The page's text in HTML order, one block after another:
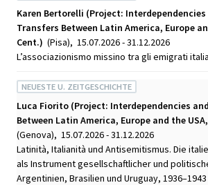
Karen Bertorelli (Project:
Transfers Between Latin America, Europe
Cent.) (Pisa), 15.07.2026 - 31.12.2026
L’associazionismo missino tra gli emigrati
NEUESTE U. ZEITGESCHICHTE
Luca Fiorito (Project: Interdependencies
Between Latin America, Europe and the
(Genova), 15.07.2026 - 31.12.2026
Latinità, Italianità und Antisemitismus. Die
als Instrument gesellschaftlicher und
Argentinien, Brasilien und Uruguay, 1936–1943